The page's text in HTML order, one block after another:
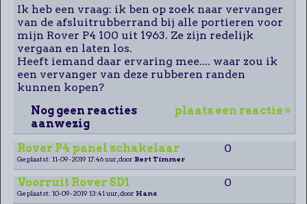
Ik heb een vraag: ik ben op zoek naar vervanger
van de afsluitrubberrand bij alle portieren voor
mijn Rover P4 100 uit 1963. Ze zijn redelijk
vergaan en laten los.
Heeft iemand daar ervaring mee.... waar zou ik
een vervanger van deze rubberen randen
kunnen kopen?
plaats een reactie »
Nog geen reacties
aanwezig
Rover P4 panel schakelaar
0
Geplaatst: 11-09-2019 17:46 uur, door Bert Timmer
Voorruit Rover SD1 0
Geplaatst: 10-09-2019 13:41 uur, door Hans